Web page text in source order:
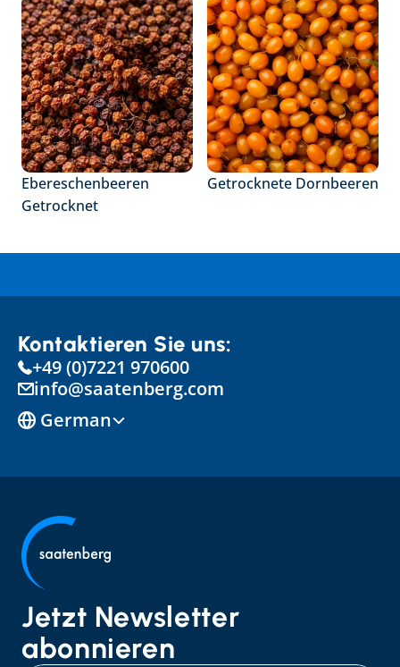
Ebereschenbeeren
Getrocknet
Getrocknete Dornbeeren
Kontaktieren Sie uns:
+49 (0)7221 970600
info@saatenberg.com
German
Jetzt Newsletter
abonnieren